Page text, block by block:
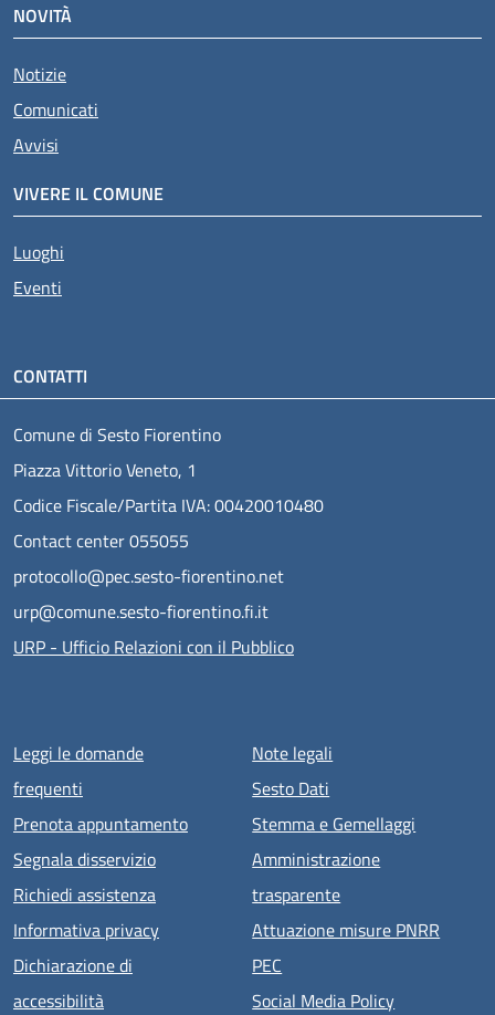
NOVITÀ
Notizie
Comunicati
Avvisi
VIVERE IL COMUNE
Luoghi
Eventi
CONTATTI
Comune di Sesto Fiorentino
Piazza Vittorio Veneto, 1
Codice Fiscale/Partita IVA: 00420010480
Contact center 055055
protocollo@pec.sesto-fiorentino.net
urp@comune.sesto-fiorentino.fi.it
URP - Ufficio Relazioni con il Pubblico
Menu piè di pagina
Leggi le domande
frequenti
Prenota appuntamento
Segnala disservizio
Richiedi assistenza
Informativa privacy
Dichiarazione di
accessibilità
Note legali
Sesto Dati
Stemma e Gemellaggi
Amministrazione
trasparente
Attuazione misure PNRR
PEC
Social Media Policy